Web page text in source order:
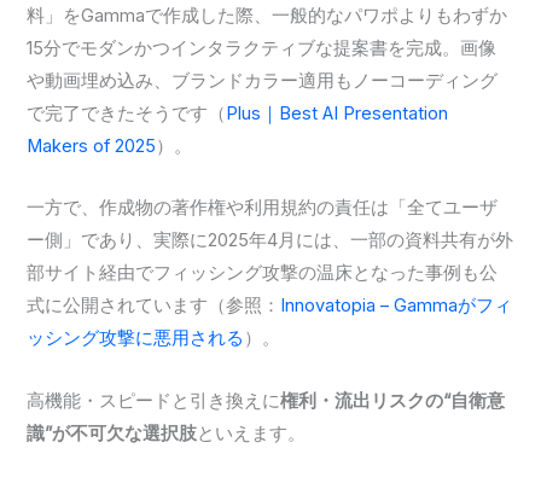
料」をGammaで作成した際、一般的なパワポよりもわずか
15分でモダンかつインタラクティブな提案書を完成。画像
や動画埋め込み、ブランドカラー適用もノーコーディング
で完了できたそうです（Plus｜Best AI Presentation
Makers of 2025）。
一方で、作成物の著作権や利用規約の責任は「全てユーザ
ー側」であり、実際に2025年4月には、一部の資料共有が外
部サイト経由でフィッシング攻撃の温床となった事例も公
式に公開されています（参照： Innovatopia – Gammaがフィ
ッシング攻撃に悪用される ）。
高機能・スピードと引き換えに権利・流出リスクの“自衛意
識”が不可欠な選択肢といえます。